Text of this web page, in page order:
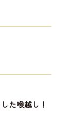
た喉越し！